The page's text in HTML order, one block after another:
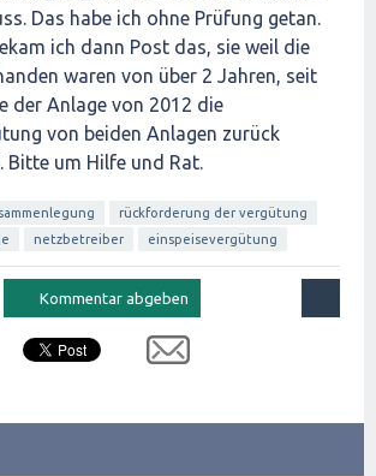
Das habe ich ohne Prüfung getan.
ich dann Post das, sie weil die
waren von über 2 Jahren, seit
der Anlage von 2012 die
von beiden Anlagen zurück
um Hilfe und Rat.
rückforderung der vergütung
netzbetreiber einspeisevergütung